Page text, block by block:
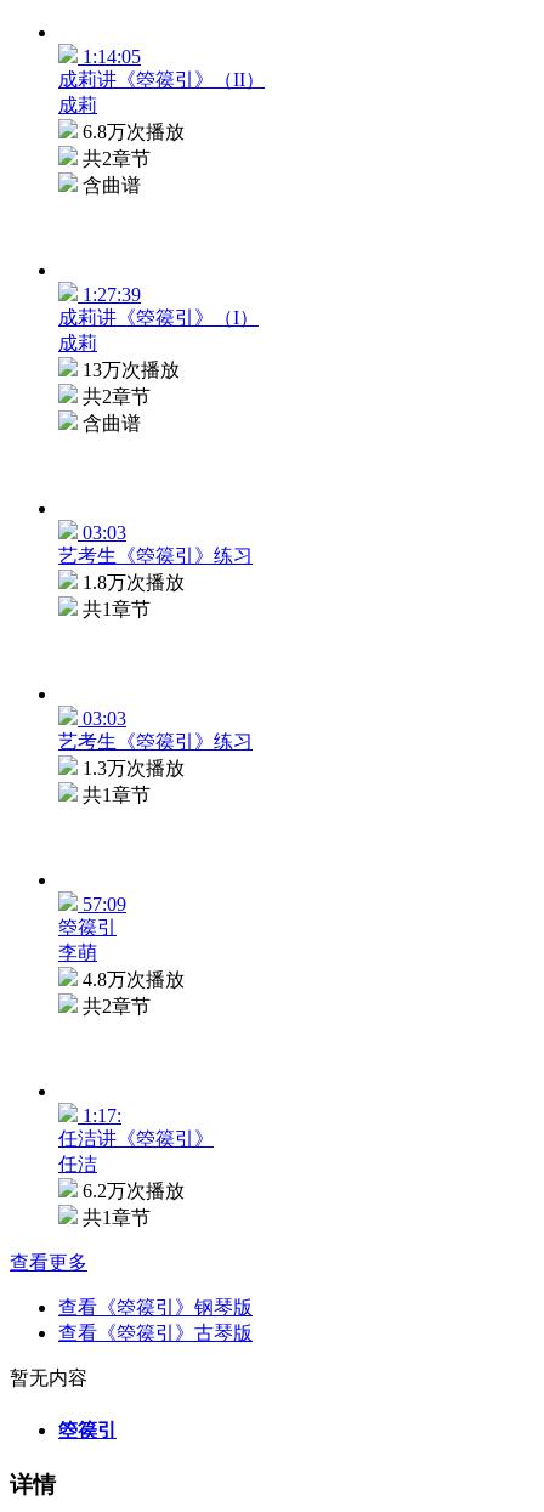
1:14:05
成莉讲《箜篌引》（II）
成莉
6.8万次播放
共2章节
含曲谱
1:27:39
成莉讲《箜篌引》（I）
成莉
13万次播放
共2章节
含曲谱
03:03
艺考生《箜篌引》练习
1.8万次播放
共1章节
03:03
艺考生《箜篌引》练习
1.3万次播放
共1章节
57:09
箜篌引
李萌
4.8万次播放
共2章节
1:17:
任洁讲《箜篌引》
任洁
6.2万次播放
共1章节
查看更多
查看《箜篌引》钢琴版
查看《箜篌引》古琴版
暂无内容
箜篌引
详情